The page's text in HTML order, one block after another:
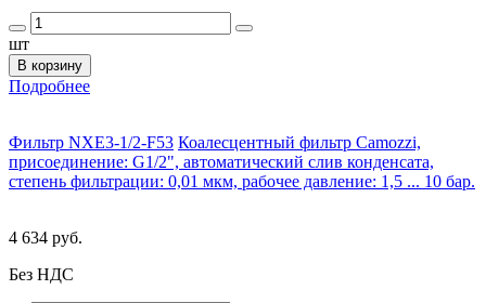
шт
В корзину
Подробнее
Фильтр NXE3-1/2-F53 Коалесцентный фильтр Camozzi,
присоединение: G1/2", автоматический слив конденсата,
степень фильтрации: 0,01 мкм, рабочее давление: 1,5 ... 10 бар.
4 634 руб.
Без НДС